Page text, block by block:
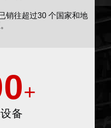
销往超过30 个国家和地
+
备